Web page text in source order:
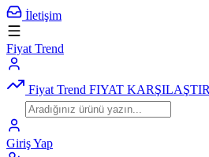
İletişim
Fiyat Trend
Fiyat Trend FIYAT
Giriş Yap